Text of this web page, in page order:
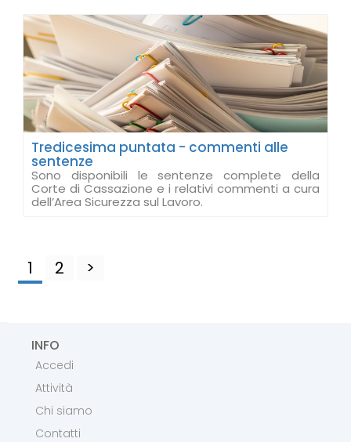
Tredicesima puntata - commenti alle
sentenze
Sono disponibili le sentenze complete della
Corte di Cassazione e i relativi commenti a cura
dell’Area Sicurezza sul Lavoro.
1 2 >
INFO
Accedi
Attività
Chi siamo
Contatti